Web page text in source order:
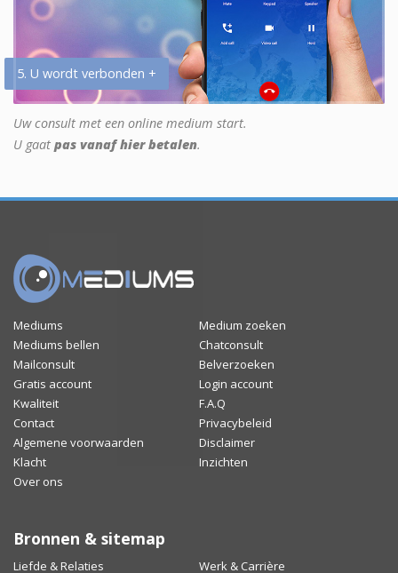
5. U wordt verbonden +
Uw consult met een online medium start.
U gaat pas vanaf hier betalen.
Mediums
Medium zoeken
Mediums bellen
Chatconsult
Mailconsult
Belverzoeken
Gratis account
Login account
Kwaliteit
F.A.Q
Contact
Privacybeleid
Algemene voorwaarden
Disclaimer
Klacht
Inzichten
Over ons
Bronnen & sitemap
Liefde & Relaties Werk & Carrière